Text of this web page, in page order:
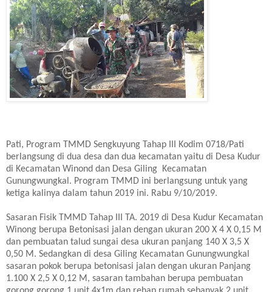
Pati, Program TMMD Sengkuyung Tahap III Kodim 0718/Pati
berlangsung di dua desa dan dua kecamatan yaitu di Desa Kudur
di Kecamatan Winond dan Desa Giling Kecamatan
Gunungwungkal. Program TMMD ini berlangsung untuk yang
ketiga kalinya dalam tahun 2019 ini. Rabu 9/10/2019.
Sasaran Fisik TMMD Tahap III TA. 2019 di Desa Kudur Kecamatan
Winong berupa Betonisasi jalan dengan ukuran 200 X 4 X 0,15 M
dan pembuatan talud sungai desa ukuran panjang 140 X 3,5 X
0,50 M. Sedangkan di desa Giling Kecamatan Gunungwungkal
sasaran pokok berupa betonisasi jalan dengan ukuran Panjang
1.100 X 2,5 X 0,12 M, sasaran tambahan berupa pembuatan